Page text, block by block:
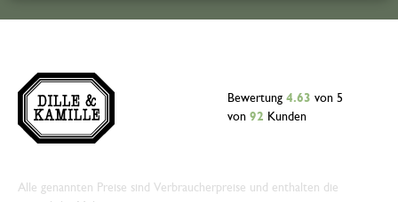
Bewertung 4.63 von 5
von 92 Kunden
Alle genannten Preise sind Verbraucherpreise und enthalten die